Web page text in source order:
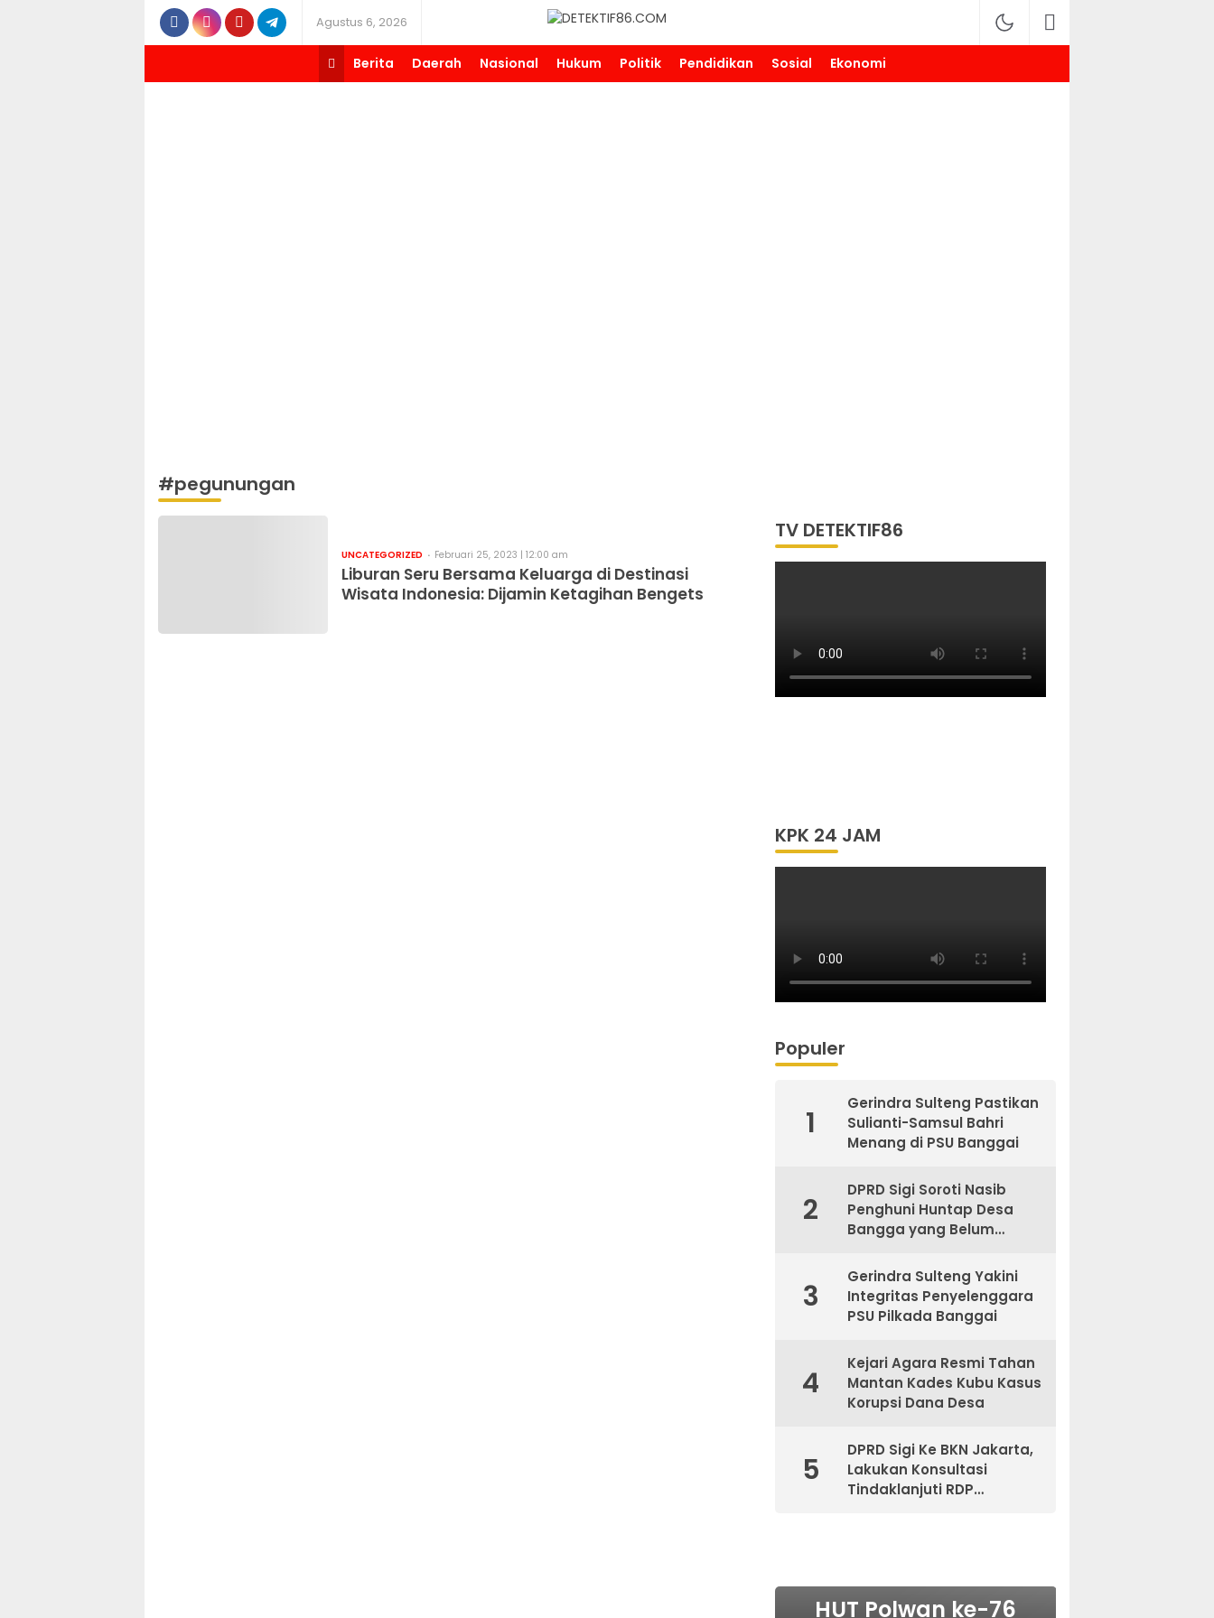
Agustus 6, 2026
Berita
Daerah Nasional Hukum Politik Pendidikan Sosial Ekonomi
#pegunungan
UNCATEGORIZED Februari 25, 2023 | 12:00 am
Liburan Seru Bersama Keluarga di Destinasi
Wisata Indonesia: Dijamin Ketagihan Bengets
TV DETEKTIF86
KPK 24 JAM
Populer
1
Gerindra Sulteng Pastikan
Sulianti-Samsul Bahri
Menang di PSU Banggai
2
DPRD Sigi Soroti Nasib
Penghuni Huntap Desa
Bangga yang Belum
3
Gerindra Sulteng Yakini
Integritas Penyelenggara
PSU Pilkada Banggai
4
Kejari Agara Resmi Tahan
Mantan Kades Kubu Kasus
Korupsi Dana Desa
5
DPRD Sigi Ke BKN Jakarta,
Lakukan Konsultasi
Tindaklanjuti RDP
HUT Polwan ke-76
MAKI Sebut Seleksi
Polda Metro Jaya
Kejari tetapkan